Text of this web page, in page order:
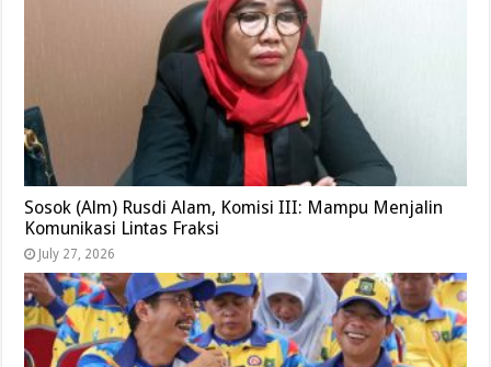
Sosok (Alm) Rusdi Alam, Komisi III: Mampu Menjalin
Komunikasi Lintas Fraksi
July 27, 2026